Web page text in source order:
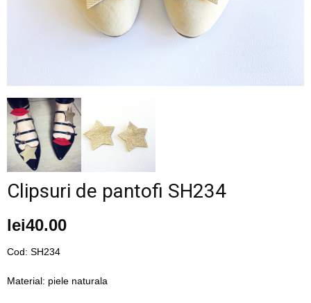
Clipsuri de pantofi SH234
lei40.00
Cod: SH234
Material: piele naturala